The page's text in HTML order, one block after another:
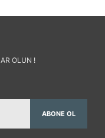
OLUN !
ABONE OL